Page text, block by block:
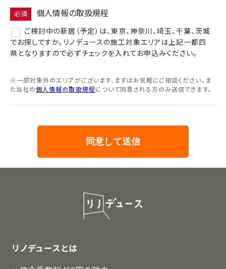
必須 個人情報の取扱規程
ご検討中の新居（予定）は、東京、神奈川、埼玉、千葉、茨城
でお探しですか。リノデュースの施工対象エリアは上記一都四
県となりますので必ずチェックを入れてお申込みください。
※一部対象外のエリアがございます、まずはお気軽にご相談ください。ま
た当社の個人情報の取扱規程 について同意される方のみ送信できます。
リノデュースとは